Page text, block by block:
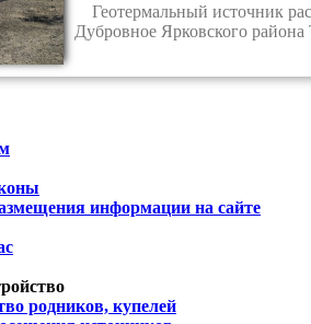
Геотермальный источник
Дубровное Ярковского
информации на сайте
родников, купелей